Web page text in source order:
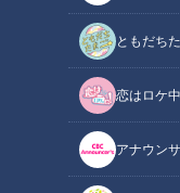
ともだち
恋はロケ中
アナウン
マヂ学校に
『マヂカルラブリー
方の学校におじゃま
る『マヂ学校に向か
勢市にある『三重県